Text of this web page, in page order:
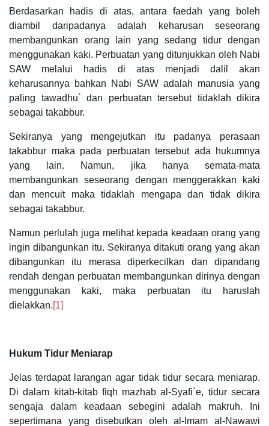
Berdasarkan hadis di atas, antara faedah yang boleh
diambil daripadanya adalah keharusan seseorang
membangunkan orang lain yang sedang tidur dengan
menggunakan kaki. Perbuatan yang ditunjukkan oleh Nabi
SAW melalui hadis di atas menjadi dalil akan
keharusannya bahkan Nabi SAW adalah manusia yang
paling tawadhu` dan perbuatan tersebut tidaklah dikira
sebagai takabbur.
Sekiranya yang mengejutkan itu padanya perasaan
takabbur maka pada perbuatan tersebut ada hukumnya
yang lain. Namun, jika hanya semata-mata
membangunkan seseorang dengan menggerakkan kaki
dan mencuit maka tidaklah mengapa dan tidak dikira
sebagai takabbur.
Namun perlulah juga melihat kepada keadaan orang yang
ingin dibangunkan itu. Sekiranya ditakuti orang yang akan
dibangunkan itu merasa diperkecilkan dan dipandang
rendah dengan perbuatan membangunkan dirinya dengan
menggunakan kaki, maka perbuatan itu haruslah
dielakkan. [1]
Hukum Tidur Meniarap
Jelas terdapat larangan agar tidak tidur secara meniarap.
Di dalam kitab-kitab fiqh mazhab al-Syafi`e, tidur secara
sengaja dalam keadaan sebegini adalah makruh. Ini
sepertimana yang disebutkan oleh al-Imam al-Nawawi